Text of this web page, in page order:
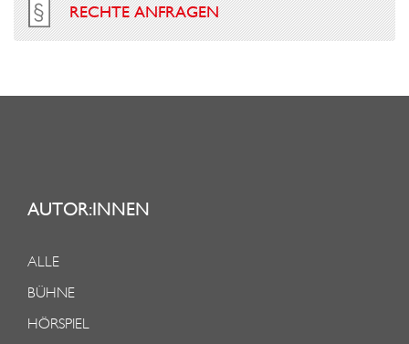
RECHTE ANFRAGEN
AUTOR:INNEN
ALLE
BÜHNE
HÖRSPIEL